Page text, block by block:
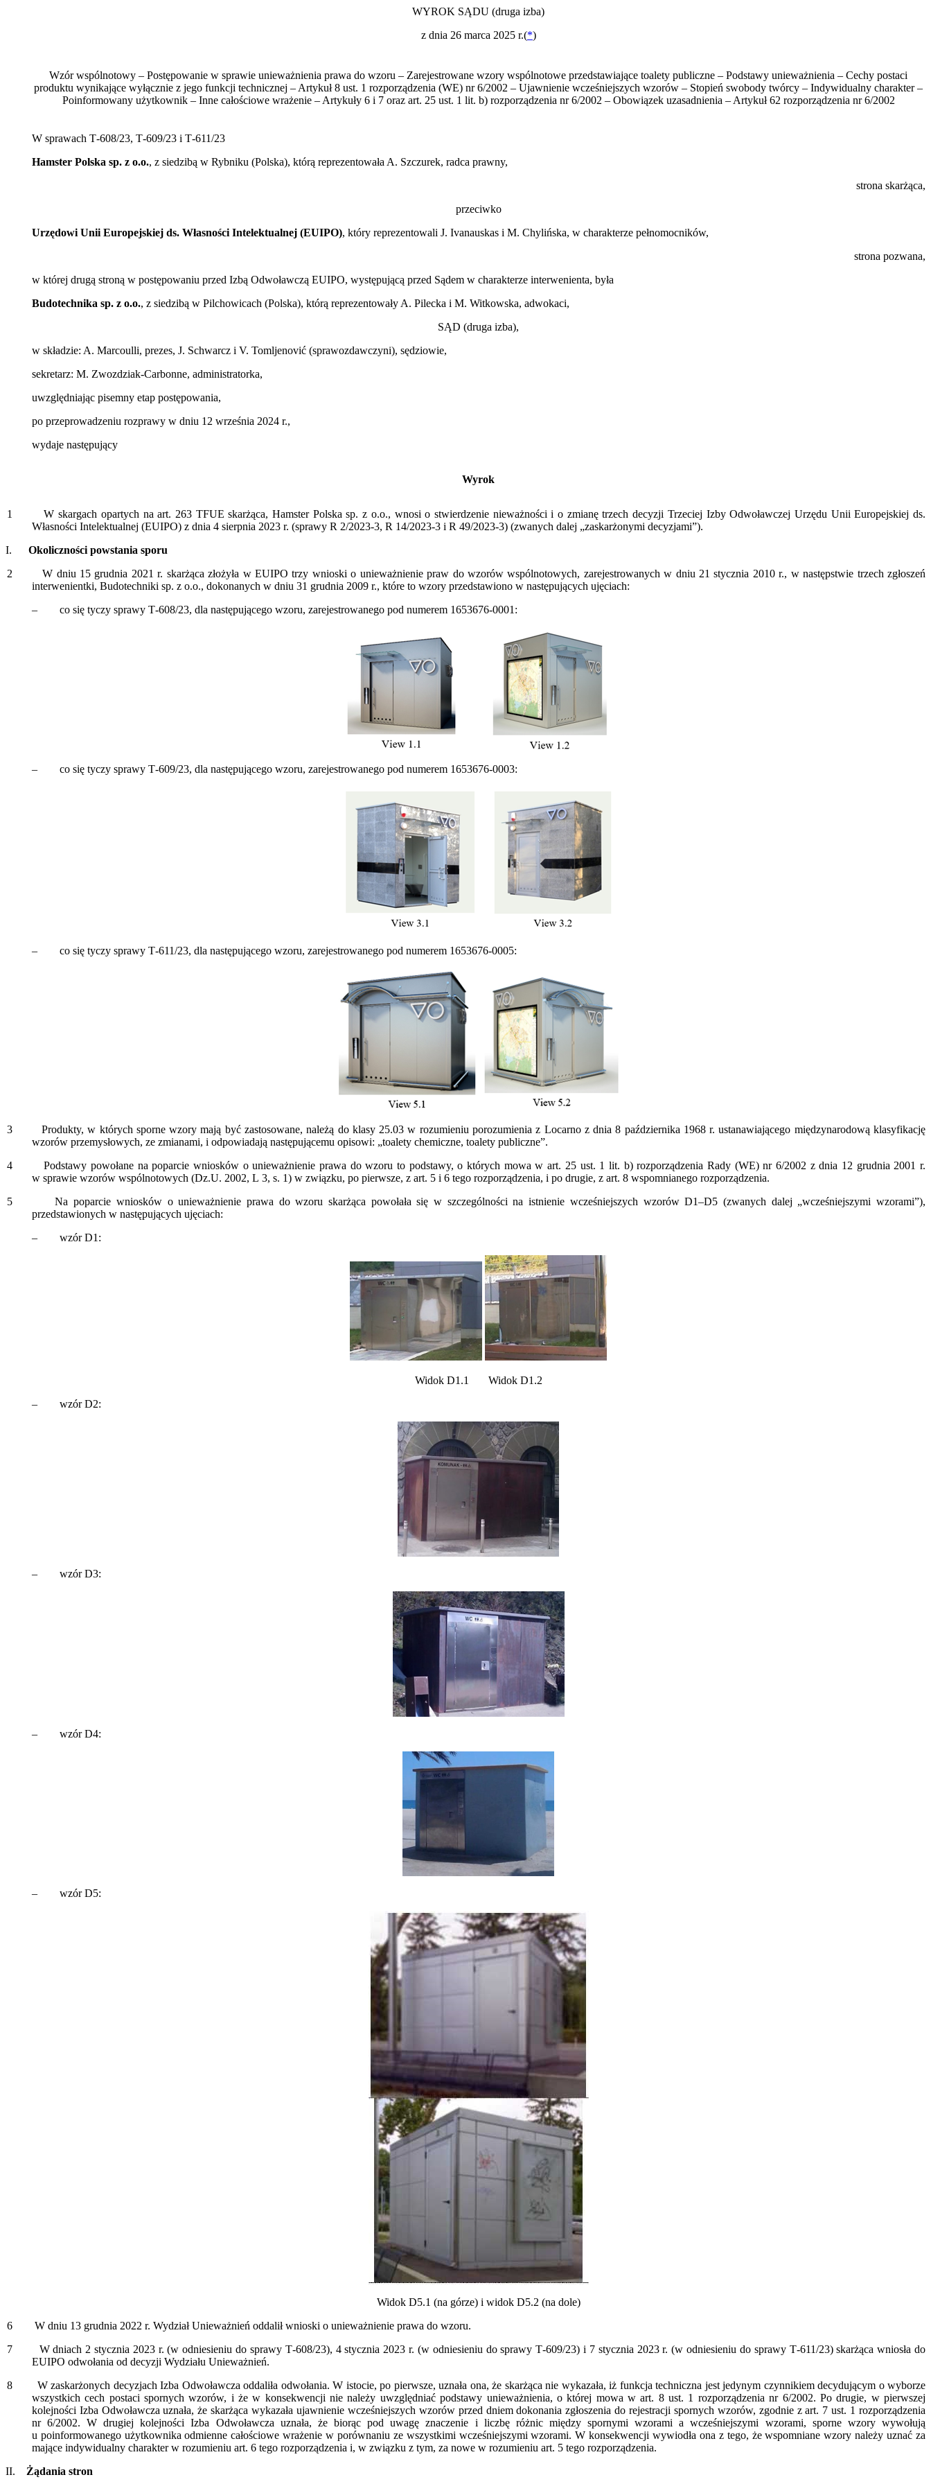
WYROK SĄDU (druga izba)
z dnia 26 marca 2025 r.(*)
Wzór wspólnotowy – Postępowanie w sprawie unieważnienia prawa do wzoru – Zarejestrowane wzory wspólnotowe przedstawiające toalety publiczne – Podstawy unieważnienia – Cechy postaci
produktu wynikające wyłącznie z jego funkcji technicznej – Artykuł 8 ust. 1 rozporządzenia (WE) nr 6/2002 – Ujawnienie wcześniejszych wzorów – Stopień swobody twórcy – Indywidualny charakter –
Poinformowany użytkownik – Inne całościowe wrażenie – Artykuły 6 i 7 oraz art. 25 ust. 1 lit. b) rozporządzenia nr 6/2002 – Obowiązek uzasadnienia – Artykuł 62 rozporządzenia nr 6/2002
W sprawach T‑608/23, T‑609/23 i T‑611/23
Hamster Polska sp. z o.o., z siedzibą w Rybniku (Polska), którą reprezentowała A. Szczurek, radca prawny,
strona skarżąca,
przeciwko
Urzędowi Unii Europejskiej ds. Własności Intelektualnej (EUIPO), który reprezentowali J. Ivanauskas i M. Chylińska, w charakterze pełnomocników,
strona pozwana,
w której drugą stroną w postępowaniu przed Izbą Odwoławczą EUIPO, występującą przed Sądem w charakterze interwenienta, była
Budotechnika sp. z o.o., z siedzibą w Pilchowicach (Polska), którą reprezentowały A. Pilecka i M. Witkowska, adwokaci,
SĄD (druga izba),
w składzie: A. Marcoulli, prezes, J. Schwarcz i V. Tomljenović (sprawozdawczyni), sędziowie,
sekretarz: M. Zwozdziak-Carbonne, administratorka,
uwzględniając pisemny etap postępowania,
po przeprowadzeniu rozprawy w dniu 12 września 2024 r.,
wydaje następujący
Wyrok
1
W skargach opartych na art. 263 TFUE skarżąca, Hamster Polska sp. z o.o., wnosi o stwierdzenie nieważności i o zmianę trzech decyzji Trzeciej Izby Odwoławczej Urzędu Unii Europejskiej ds.
Własności Intelektualnej (EUIPO) z dnia 4 sierpnia 2023 r. (sprawy R 2/2023‑3, R 14/2023‑3 i R 49/2023‑3) (zwanych dalej „zaskarżonymi decyzjami”).
I. Okoliczności powstania sporu
2 W dniu 15 grudnia 2021 r. skarżąca złożyła w EUIPO trzy wnioski o unieważnienie praw do wzorów wspólnotowych, zarejestrowanych w dniu 21 stycznia 2010 r., w następstwie trzech zgłoszeń
interwenientki, Budotechniki sp. z o.o., dokonanych w dniu 31 grudnia 2009 r., które to wzory przedstawiono w następujących ujęciach:
– co się tyczy sprawy T‑608/23, dla następującego wzoru, zarejestrowanego pod numerem 1653676‑0001:
– co się tyczy sprawy T‑609/23, dla następującego wzoru, zarejestrowanego pod numerem 1653676‑0003:
– co się tyczy sprawy T‑611/23, dla następującego wzoru, zarejestrowanego pod numerem 1653676‑0005:
3Produkty, w których sporne wzory mają być zastosowane, należą do klasy 25.03 w rozumieniu porozumienia z Locarno z dnia 8 października 1968 r. ustanawiającego międzynarodową klasyfikację
wzorów przemysłowych, ze zmianami, i odpowiadają następującemu opisowi: „toalety chemiczne, toalety publiczne”.
4Podstawy powołane na poparcie wniosków o unieważnienie prawa do wzoru to podstawy, o których mowa w art. 25 ust. 1 lit. b) rozporządzenia Rady (WE) nr 6/2002 z dnia 12 grudnia 2001 r.
w sprawie wzorów wspólnotowych (Dz.U. 2002, L 3, s. 1) w związku, po pierwsze, z art. 5 i 6 tego rozporządzenia, i po drugie, z art. 8 wspomnianego rozporządzenia.
5Na poparcie wniosków o unieważnienie prawa do wzoru skarżąca powołała się w szczególności na istnienie wcześniejszych wzorów D1–D5 (zwanych dalej „wcześniejszymi wzorami”),
przedstawionych w następujących ujęciach:
– wzór D1:
Widok D1.1 Widok D1.2
– wzór D2:
– wzór D3:
– wzór D4:
– wzór D5:
Widok D5.1 (na górze) i widok D5.2 (na dole)
6W dniu 13 grudnia 2022 r. Wydział Unieważnień oddalił wnioski o unieważnienie prawa do wzoru.
7W dniach 2 stycznia 2023 r. (w odniesieniu do sprawy T‑608/23), 4 stycznia 2023 r. (w odniesieniu do sprawy T‑609/23) i 7 stycznia 2023 r. (w odniesieniu do sprawy T‑611/23) skarżąca wniosła do
EUIPO odwołania od decyzji Wydziału Unieważnień.
8W zaskarżonych decyzjach Izba Odwoławcza oddaliła odwołania. W istocie, po pierwsze, uznała ona, że skarżąca nie wykazała, iż funkcja techniczna jest jedynym czynnikiem decydującym o wyborze
wszystkich cech postaci spornych wzorów, i że w konsekwencji nie należy uwzględniać podstawy unieważnienia, o której mowa w art. 8 ust. 1 rozporządzenia nr 6/2002. Po drugie, w pierwszej
kolejności Izba Odwoławcza uznała, że skarżąca wykazała ujawnienie wcześniejszych wzorów przed dniem dokonania zgłoszenia do rejestracji spornych wzorów, zgodnie z art. 7 ust. 1 rozporządzenia
nr 6/2002. W drugiej kolejności Izba Odwoławcza uznała, że biorąc pod uwagę znaczenie i liczbę różnic między spornymi wzorami a wcześniejszymi wzorami, sporne wzory wywołują
u poinformowanego użytkownika odmienne całościowe wrażenie w porównaniu ze wszystkimi wcześniejszymi wzorami. W konsekwencji wywiodła ona z tego, że wspomniane wzory należy uznać za
mające indywidualny charakter w rozumieniu art. 6 tego rozporządzenia i, w związku z tym, za nowe w rozumieniu art. 5 tego rozporządzenia.
II. Żądania stron